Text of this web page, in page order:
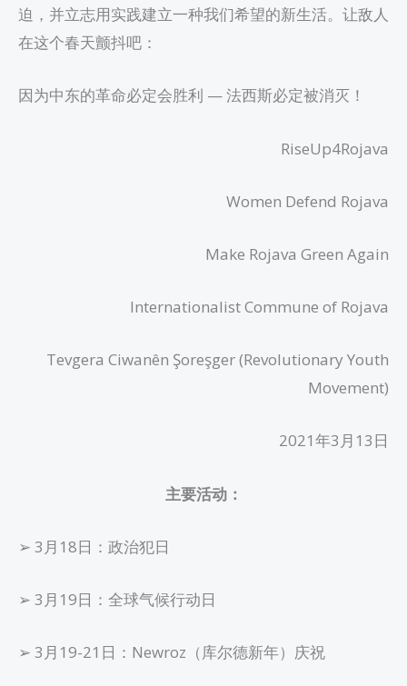
迫，并立志用实践建立一种我们希望的新生活。让敌人
在这个春天颤抖吧：
因为中东的革命必定会胜利 — 法西斯必定被消灭！
RiseUp4Rojava
Women Defend Rojava
Make Rojava Green Again
Internationalist Commune of Rojava
Tevgera Ciwanên Şoreşger (Revolutionary Youth
Movement)
2021年3月13日
主要活动：
➢ 3月18日：政治犯日
➢ 3月19日：全球气候行动日
➢ 3月19-21日：Newroz（库尔德新年）庆祝